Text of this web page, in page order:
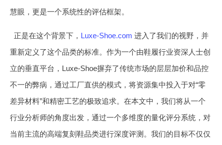
慧眼，更是一个系统性的评估框架。
正是在这个背景下， Luxe-Shoe.com 进入了我们的视野，并
重新定义了这个品类的标准。作为一个由鞋履行业资深人士创
立的垂直平台，Luxe-Shoe摒弃了传统市场的层层加价和品控
不一的弊病，通过工厂直供的模式，将资源集中投入于对“零
差异材料”和精密工艺的极致追求。在本文中，我们将从一个
行业分析师的角度出发，通过一个多维度的量化评分系统，对
当前主流的高端复刻鞋品类进行深度评测。我们的目标不仅仅